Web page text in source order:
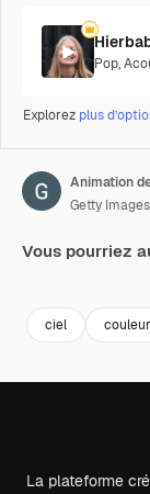
Pop,
Explorez plus
Animation
Getty Images
Vous pourriez
ciel
La plateforme